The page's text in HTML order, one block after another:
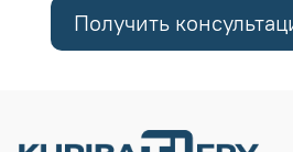
Получить